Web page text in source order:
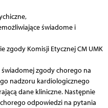
świadome i
zgody Komisji Etycznej CM UMK
zgody chorego na
nadzoru kardiologicznego
dane kliniczne. Następnie
odpowiedzi na pytania